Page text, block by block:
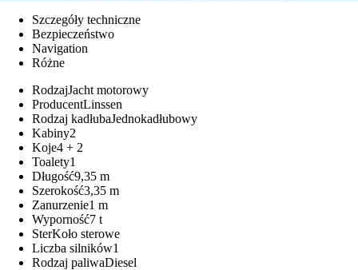
Szczegóły techniczne
Bezpieczeństwo
Navigation
Różne
RodzajJacht motorowy
ProducentLinssen
Rodzaj kadłubaJednokadłubowy
Kabiny2
Koje4 + 2
Toalety1
Długość9,35 m
Szerokość3,35 m
Zanurzenie1 m
Wyporność7 t
SterKoło sterowe
Liczba silników1
Rodzaj paliwaDiesel